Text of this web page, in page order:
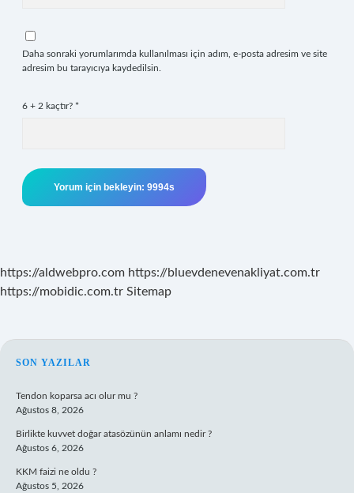
Daha sonraki yorumlarımda kullanılması için adım, e-posta adresim ve site
adresim bu tarayıcıya kaydedilsin.
6 + 2 kaçtır? *
https://aldwebpro.com https://bluevdenevenakliyat.com.tr
https://mobidic.com.tr Sitemap
SIDEBAR
SON YAZILAR
Tendon koparsa acı olur mu ?
Ağustos 8, 2026
Birlikte kuvvet doğar atasözünün anlamı nedir ?
Ağustos 6, 2026
KKM faizi ne oldu ?
Ağustos 5, 2026